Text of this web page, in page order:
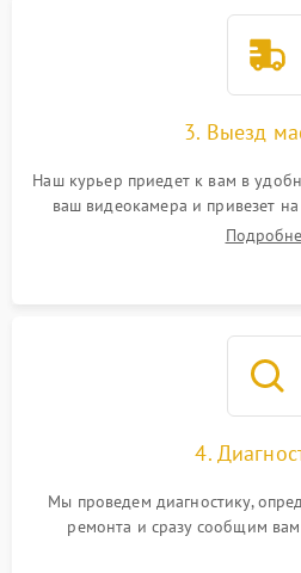
3. Выезд
Наш курьер приедет к вам в
ваш видеокамера и привезет
4.
Мы проведем диагностику,
ремонта и сразу сообщим